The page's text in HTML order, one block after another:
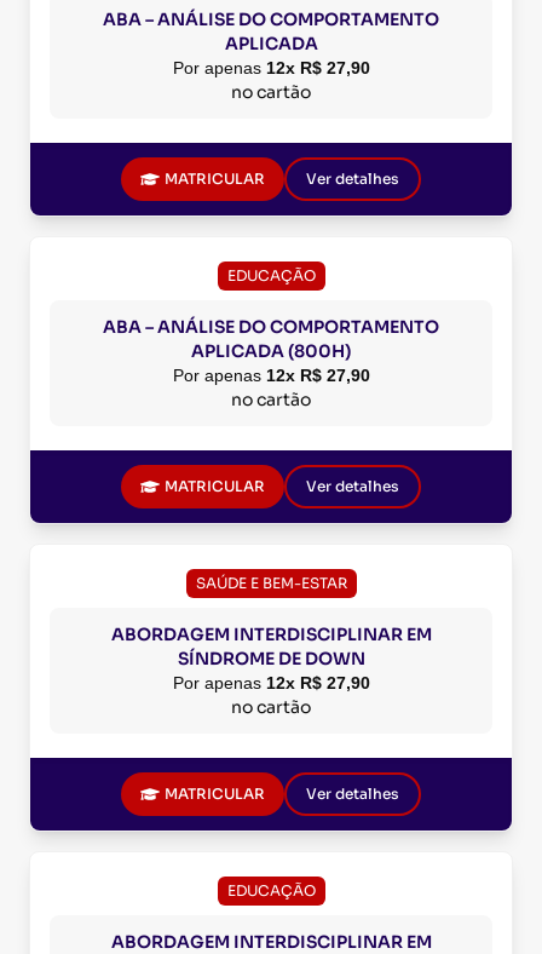
ABA – ANÁLISE DO COMPORTAMENTO
APLICADA
Por apenas 12x R$ 27,90
no cartão
MATRICULAR Ver detalhes
EDUCAÇÃO
ABA – ANÁLISE DO COMPORTAMENTO
APLICADA (800H)
Por apenas 12x R$ 27,90
no cartão
MATRICULAR Ver detalhes
SAÚDE E BEM-ESTAR
ABORDAGEM INTERDISCIPLINAR EM
SÍNDROME DE DOWN
Por apenas 12x R$ 27,90
no cartão
MATRICULAR Ver detalhes
EDUCAÇÃO
ABORDAGEM INTERDISCIPLINAR EM